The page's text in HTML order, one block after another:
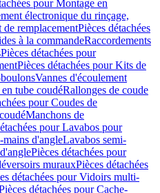
pour Montage en
électronique du rinçage,
de remplacementPièces détachées
à la commandeRaccordements
Pièces détachées pour
Pièces détachées pour Kits de
Vannes d'écoulement
tube coudéRallonges de coude
pour Coudes de
Manchons de
pour Lavabos pour
mains d'angleLavabos semi-
Pièces détachées pour
murauxPièces détachées
détachées pour Vidoirs multi-
détachées pour Cache-